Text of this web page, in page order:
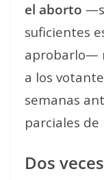
el aborto
suficientes
aprobarlo—
a los
semanas
parciales
Dos